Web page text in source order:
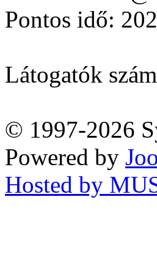
Pontos idő:
Látogatók
© 1997-2026
Powered by
Hosted by